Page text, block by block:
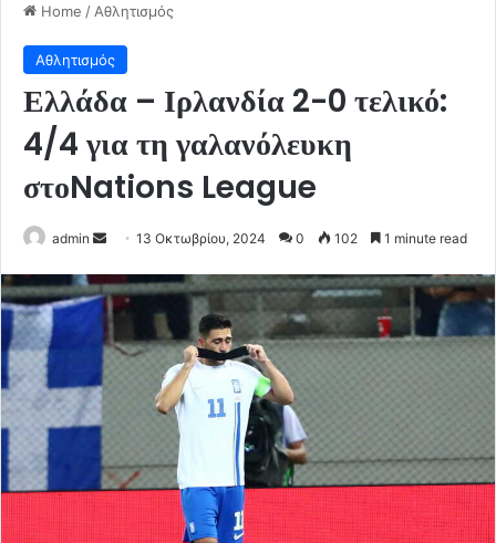
Home / Αθλητισμός
Αθλητισμός
Ελλάδα – Ιρλανδία 2-0 τελικό:
4/4 για τη γαλανόλευκη
στοNations League
admin
Send
email
13 Οκτωβρίου, 2024 0 102 1 minute read